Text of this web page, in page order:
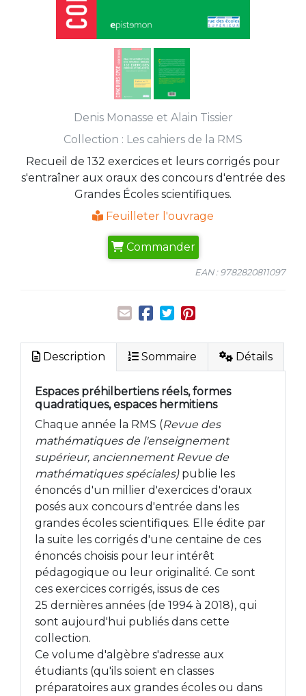
Denis Monasse et Alain Tissier
Collection : Les cahiers de la RMS
Recueil de 132 exercices et leurs corrigés pour
s'entraîner aux oraux des concours d'entrée des
Grandes Écoles scientifiques.
Feuilleter l'ouvrage
Commander
EAN : 9782820811097
Description Sommaire Détails
Espaces préhilbertiens réels, formes
quadratiques, espaces hermitiens
Chaque année la RMS (Revue des
mathématiques de l'enseignement
supérieur, anciennement Revue de
mathématiques spéciales)publie les
énoncés d'un millier d'exercices d'oraux
posés aux concours d'entrée dans les
grandes écoles scientifiques. Elle édite par
la suite les corrigés d'une centaine de ces
énoncés choisis pour leur intérêt
pédagogique ou leur originalité. Ce sont
ces exercices corrigés, issus de ces
25 dernières années (de 1994 à 2018), qui
sont aujourd'hui publiés dans cette
collection.
Ce volume d'algèbre s'adresse aux
étudiants (qu'ils soient en classes
préparatoires aux grandes écoles ou dans